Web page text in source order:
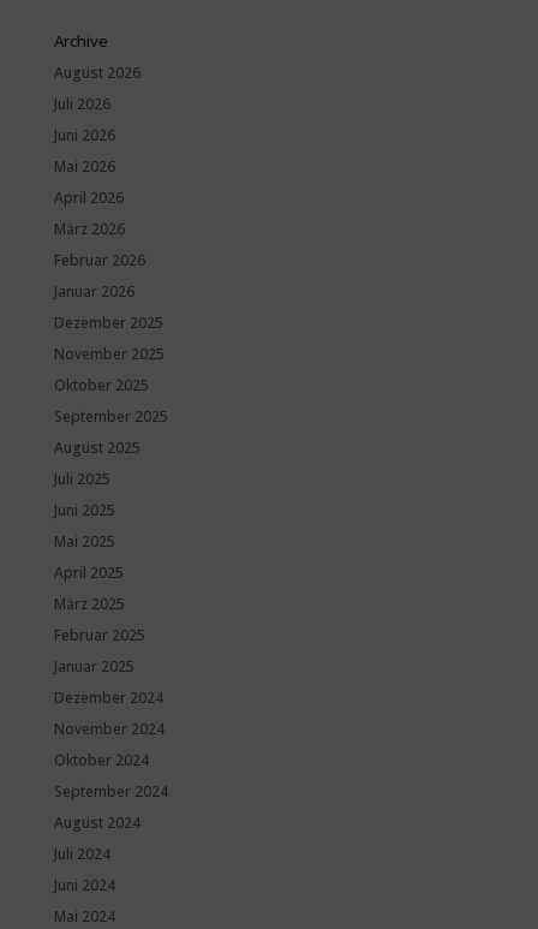
Archive
August 2026
Juli 2026
Juni 2026
Mai 2026
April 2026
März 2026
Februar 2026
Januar 2026
Dezember 2025
November 2025
Oktober 2025
September 2025
August 2025
Juli 2025
Juni 2025
Mai 2025
April 2025
März 2025
Februar 2025
Januar 2025
Dezember 2024
November 2024
Oktober 2024
September 2024
August 2024
Juli 2024
Juni 2024
Mai 2024